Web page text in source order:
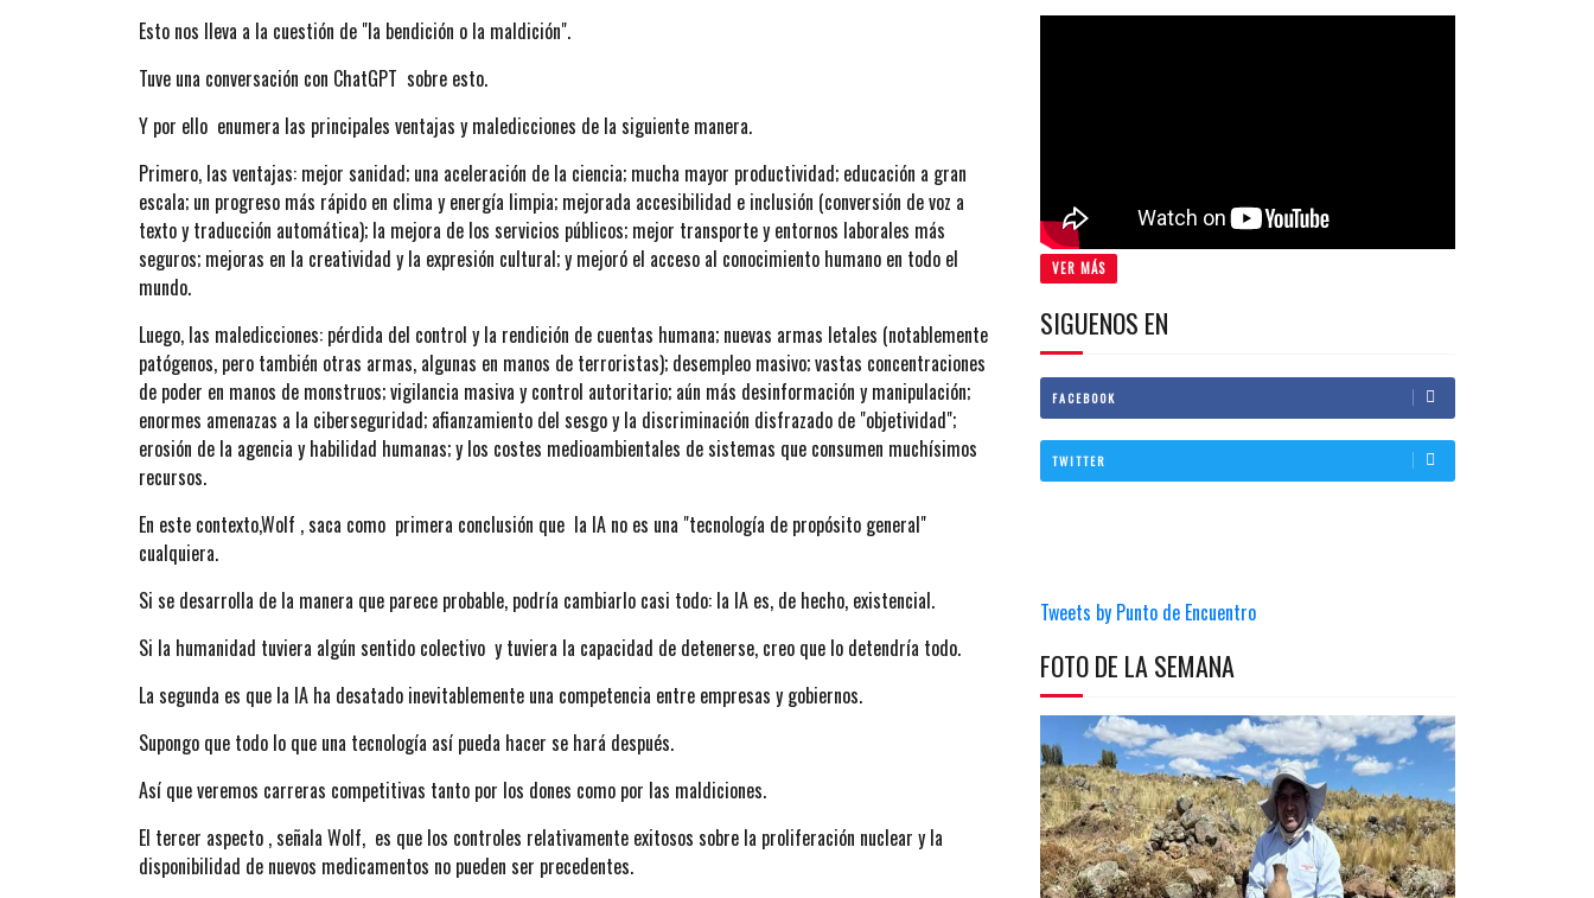
Esto nos lleva a la cuestión de "la bendición o la maldición".
Tuve una conversación con ChatGPT sobre esto.
Y por ello enumera las principales ventajas y maledicciones de la siguiente manera.
Primero, las ventajas: mejor sanidad; una aceleración de la ciencia; mucha mayor productividad; educación a gran
escala; un progreso más rápido en clima y energía limpia; mejorada accesibilidad e inclusión (conversión de voz a
texto y traducción automática); la mejora de los servicios públicos; mejor transporte y entornos laborales más
seguros; mejoras en la creatividad y la expresión cultural; y mejoró el acceso al conocimiento humano en todo el
mundo.
Luego, las maledicciones: pérdida del control y la rendición de cuentas humana; nuevas armas letales (notablemente
patógenos, pero también otras armas, algunas en manos de terroristas); desempleo masivo; vastas concentraciones
de poder en manos de monstruos; vigilancia masiva y control autoritario; aún más desinformación y manipulación;
enormes amenazas a la ciberseguridad; afianzamiento del sesgo y la discriminación disfrazado de "objetividad";
erosión de la agencia y habilidad humanas; y los costes medioambientales de sistemas que consumen muchísimos
recursos.
En este contexto,Wolf , saca como primera conclusión que la IA no es una "tecnología de propósito general"
cualquiera.
Si se desarrolla de la manera que parece probable, podría cambiarlo casi todo: la IA es, de hecho, existencial.
Si la humanidad tuviera algún sentido colectivo y tuviera la capacidad de detenerse, creo que lo detendría todo.
La segunda es que la IA ha desatado inevitablemente una competencia entre empresas y gobiernos.
Supongo que todo lo que una tecnología así pueda hacer se hará después.
Así que veremos carreras competitivas tanto por los dones como por las maldiciones.
El tercer aspecto , señala Wolf, es que los controles relativamente exitosos sobre la proliferación nuclear y la
disponibilidad de nuevos medicamentos no pueden ser precedentes.
VER MÁS
SIGUENOS EN
FACEBOOK
TWITTER
Tweets by Punto de Encuentro
FOTO DE LA SEMANA